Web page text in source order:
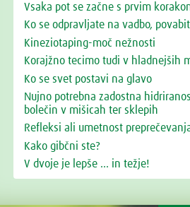
Vsaka pot se začne s prvim
Ko se odpravljate na vadbo,
Kineziotaping-moč nežnosti
Korajžno tecimo tudi v hladnejših
Ko se svet postavi na glavo
Nujno potrebna zadostna
bolečin v mišicah ter sklepih
Refleksi ali umetnost
Kako gibčni ste?
V dvoje je lepše ... in težje!